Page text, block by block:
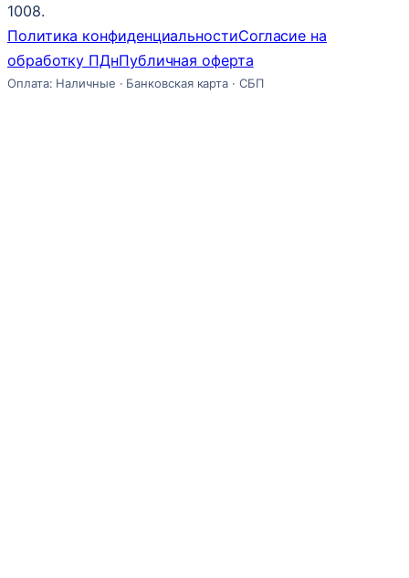
1008.
Политика конфиденциальностиСогласие на
обработку ПДнПубличная оферта
Оплата: Наличные · Банковская карта · СБП